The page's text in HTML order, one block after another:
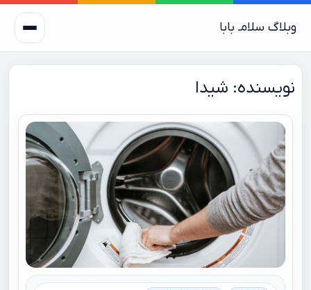
وبلاگ سلامـ بابا
نویسنده: شیدا